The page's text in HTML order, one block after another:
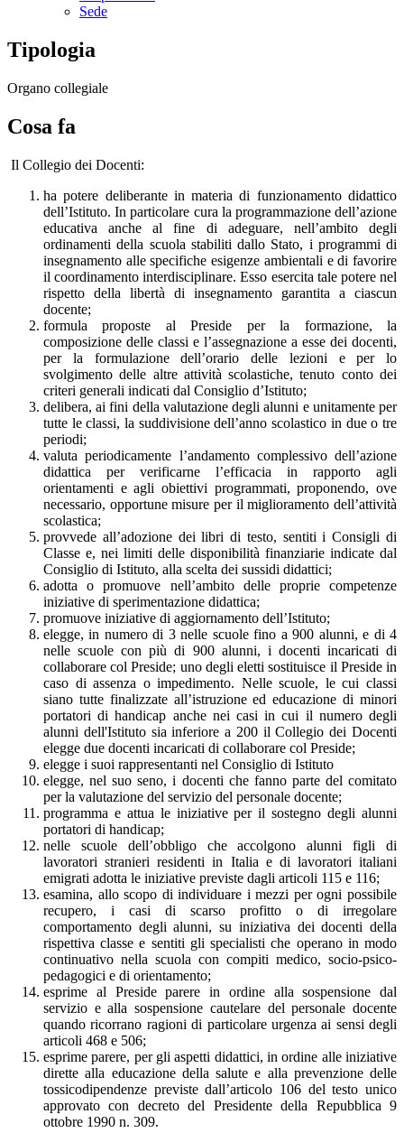
Sede
Tipologia
Organo collegiale
Cosa fa
Il Collegio dei Docenti:
ha potere deliberante in materia di funzionamento didattico
dell’Istituto. In particolare cura la programmazione dell’azione
educativa anche al fine di adeguare, nell’ambito degli
ordinamenti della scuola stabiliti dallo Stato, i programmi di
insegnamento alle specifiche esigenze ambientali e di favorire
il coordinamento interdisciplinare. Esso esercita tale potere nel
rispetto della libertà di insegnamento garantita a ciascun
docente;
formula proposte al Preside per la formazione, la
composizione delle classi e l’assegnazione a esse dei docenti,
per la formulazione dell’orario delle lezioni e per lo
svolgimento delle altre attività scolastiche, tenuto conto dei
criteri generali indicati dal Consiglio d’Istituto;
delibera, ai fini della valutazione degli alunni e unitamente per
tutte le classi, la suddivisione dell’anno scolastico in due o tre
periodi;
valuta periodicamente l’andamento complessivo dell’azione
didattica per verificarne l’efficacia in rapporto agli
orientamenti e agli obiettivi programmati, proponendo, ove
necessario, opportune misure per il miglioramento dell’attività
scolastica;
provvede all’adozione dei libri di testo, sentiti i Consigli di
Classe e, nei limiti delle disponibilità finanziarie indicate dal
Consiglio di Istituto, alla scelta dei sussidi didattici;
adotta o promuove nell’ambito delle proprie competenze
iniziative di sperimentazione didattica;
promuove iniziative di aggiornamento dell’Istituto;
elegge, in numero di 3 nelle scuole fino a 900 alunni, e di 4
nelle scuole con più di 900 alunni, i docenti incaricati di
collaborare col Preside; uno degli eletti sostituisce il Preside in
caso di assenza o impedimento. Nelle scuole, le cui classi
siano tutte finalizzate all’istruzione ed educazione di minori
portatori di handicap anche nei casi in cui il numero degli
alunni dell'Istituto sia inferiore a 200 il Collegio dei Docenti
elegge due docenti incaricati di collaborare col Preside;
elegge i suoi rappresentanti nel Consiglio di Istituto
elegge, nel suo seno, i docenti che fanno parte del comitato
per la valutazione del servizio del personale docente;
programma e attua le iniziative per il sostegno degli alunni
portatori di handicap;
nelle scuole dell’obbligo che accolgono alunni figli di
lavoratori stranieri residenti in Italia e di lavoratori italiani
emigrati adotta le iniziative previste dagli articoli 115 e 116;
esamina, allo scopo di individuare i mezzi per ogni possibile
recupero, i casi di scarso profitto o di irregolare
comportamento degli alunni, su iniziativa dei docenti della
rispettiva classe e sentiti gli specialisti che operano in modo
continuativo nella scuola con compiti medico, socio-psico-
pedagogici e di orientamento;
esprime al Preside parere in ordine alla sospensione dal
servizio e alla sospensione cautelare del personale docente
quando ricorrano ragioni di particolare urgenza ai sensi degli
articoli 468 e 506;
esprime parere, per gli aspetti didattici, in ordine alle iniziative
dirette alla educazione della salute e alla prevenzione delle
tossicodipendenze previste dall’articolo 106 del testo unico
approvato con decreto del Presidente della Repubblica 9
ottobre 1990 n. 309.